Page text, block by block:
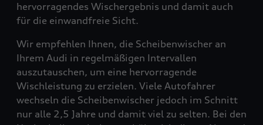
hervorragendes Wischergebnis und damit auch
für die einwandfreie Sicht.
Wir empfehlen Ihnen, die Scheibenwischer an
Ihrem Audi in regelmäßigen Intervallen
auszutauschen, um eine hervorragende
Wischleistung zu erzielen. Viele Autofahrer
wechseln die Scheibenwischer jedoch im Schnitt
nur alle 2,5 Jahre und damit viel zu selten. Bei den